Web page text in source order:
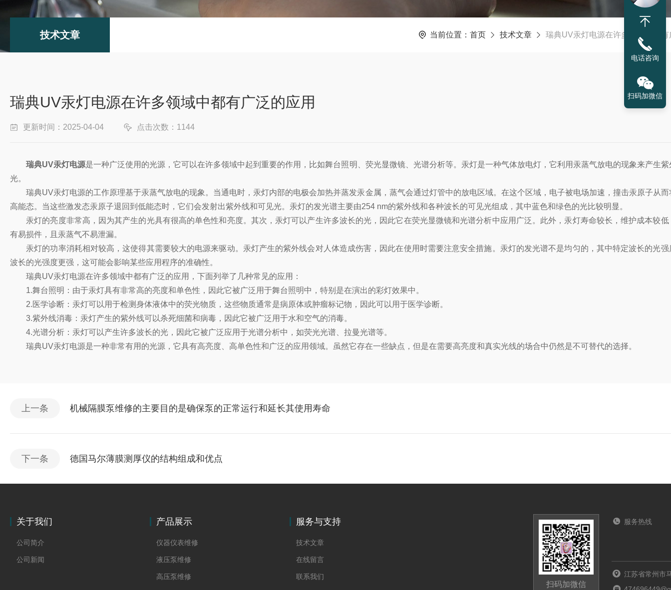
技术文章 当前位置： 首页 技术文章 瑞典UV汞灯电源在许多领域中都
瑞典UV汞灯电源在许多领域中都有广泛的应用
更新时间：2025-04-04 点击次数：1144
瑞典UV汞灯电源是一种广泛使用的光源，它可以在许多领域中起到重要的作用，比如舞台照明、荧光显微镜、光谱分析等。汞灯是一种气体放电灯，它利用汞蒸气放电的现象来产生
光。
瑞典UV汞灯电源的工作原理基于汞蒸气放电的现象。当通电时，汞灯内部的电极会加热并蒸发汞金属，蒸气会通过灯管中的放电区域。在这个区域，电子被电场加速，撞击汞原子从而
高能态。当这些激发态汞原子退回到低能态时，它们会发射出紫外线和可见光。汞灯的发光谱主要由254 nm的紫外线和各种波长的可见光组成，其中蓝色和绿色的光比较明显。
汞灯的亮度非常高，因为其产生的光具有很高的单色性和亮度。其次，汞灯可以产生许多波长的光，因此它在荧光显微镜和光谱分析中应用广泛。此外，汞灯寿命较长，维护成本较低
有易损件，且汞蒸气不易泄漏。
汞灯的功率消耗相对较高，这使得其需要较大的电源来驱动。汞灯产生的紫外线会对人体造成伤害，因此在使用时需要注意安全措施。汞灯的发光谱不是均匀的，其中特定波长的光强
波长的光强度更强，这可能会影响某些应用程序的准确性。
瑞典UV汞灯电源在许多领域中都有广泛的应用，下面列举了几种常见的应用：
1.舞台照明：由于汞灯具有非常高的亮度和单色性，因此它被广泛用于舞台照明中，特别是在演出的彩灯效果中。
2.医学诊断：汞灯可以用于检测身体液体中的荧光物质，这些物质通常是病原体或肿瘤标记物，因此可以用于医学诊断。
3.紫外线消毒：汞灯产生的紫外线可以杀死细菌和病毒，因此它被广泛用于水和空气的消毒。
4.光谱分析：汞灯可以产生许多波长的光，因此它被广泛应用于光谱分析中，如荧光光谱、拉曼光谱等。
瑞典UV汞灯电源是一种非常有用的光源，它具有高亮度、高单色性和广泛的应用领域。虽然它存在一些缺点，但是在需要高亮度和真实光线的场合中仍然是不可替代的选择。
上一条 机械隔膜泵维修的主要目的是确保泵的正常运行和延长其使用寿命
下一条 德国马尔薄膜测厚仪的结构组成和优点
关于我们
公司简介
公司新闻
产品展示
仪器仪表维修
液压泵维修
高压泵维修
服务与支持
技术文章
在线留言
联系我们
扫码加微信
服务热线
江苏省常州市
电话咨询
扫码加微信